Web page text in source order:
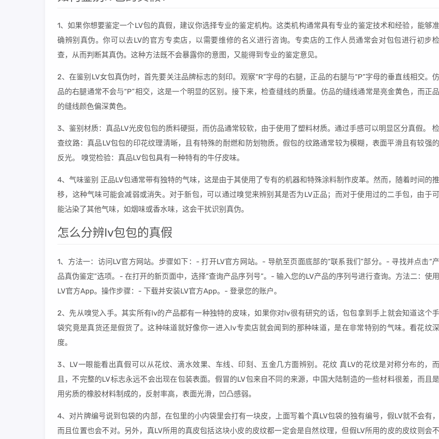
1、如果你想要鉴定一个LV包的真假，建议你选择专业的鉴定机构。这类机构通常具有专业的鉴定技术和经验，能够准
确辨别真伪。你可以去LV的官方专卖店，以需要维修的名义进行咨询。专卖店的工作人员通常会对包包进行初步检
查，从而判断其真伪。这种方法既不会暴露你的意图，又能得到专业的鉴定意见。
2、在鉴别LV女包真伪时，首先要关注品牌标志的刻印。观察“R”字母的右腿，正品的右腿与“P”字母的垂直线相交。仿
品的右腿通常不会与“P”相交，这是一个明显的区别。接下来，检查缝线的质量。仿品的缝线通常是亮金黄色，而正品
的缝线颜色偏深黄色。
3、鉴别材质：真品LV光皮包包的质料硬挺，而仿品通常较软，由于使用了塑料材质。通过手感可以明显区分真假。 检
查纹路：真品LV包包的印花纹理清晰，且有特殊的耐燃和防划物质。假包的纹路通常较为模糊，表面平滑且有较强的
反光。 嗅觉检验：真品LV包包具有一种特有的牛仔皮味。
4、气味鉴别 正品LV包通常带有独特的气味，这是由于其使用了专有的机器和特殊涂料制作皮革。然而，随着时间的推
移，这种气味可能会减弱或消失。对于新包，可以通过嗅觉来辨别其是否为LV正品；而对于使用过的二手包，由于可
能沾染了其他气味，如烟味或香水味，这会干扰识别真伪。
怎么分辨lv包包的真假
1、方法一：访问LV官方网站。步骤如下：- 打开LV官方网站。- 导航至页面底部的“联系我们”部分。- 寻找并点击“产
品真伪鉴定”选项。- 在打开的新页面中，选择“查询产品序列号”。- 输入您的LV产品的序列号进行查询。方法二：使用
LV官方App。操作步骤：- 下载并安装LV官方App。- 登录您的账户。
2、先从嗅觉入手。其实所有lv的产品都有一种独特的皮味，如果你对lv很有研究的话，包包拿到手上就会知道这个手
袋究竟是真货还是假货了。这种味道就好像你一进入lv专卖店就会闻到的那种味道，是在非常特别的气味。看花纹深
度。
3、LV一眼能看出真假可以从花纹、滴水效果、车线、印刻、五金几方面辨别。花纹 真LV的花纹是对称分布的，而
且，不完整的LV标志永远不会出现在包装表面。假冒的LV包来自不同的来源，中国大陆制造的一些材料很差，而且是
用劣质的橡胶材料制成的，反射率高，表面光滑，凹凸感弱。
4、对片牌编号说到包袋的内部，在包里的小内袋里会打有一块皮，上面写着个真LV包袋的独有编号，假LV就不会有，
而且位置也会不对。另外，真LV所用的真皮包括这块小皮的皮纹都一定会是自然纹理，但假LV所用的皮的皮纹则会不